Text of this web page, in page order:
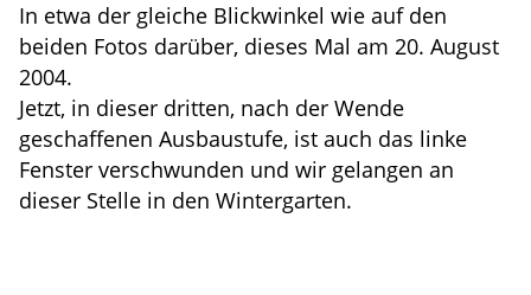
In etwa der gleiche Blickwinkel wie auf den
beiden Fotos darüber, dieses Mal am 20. August
2004.
Jetzt, in dieser dritten, nach der Wende
geschaffenen Ausbaustufe, ist auch das linke
Fenster verschwunden und wir gelangen an
dieser Stelle in den Wintergarten.